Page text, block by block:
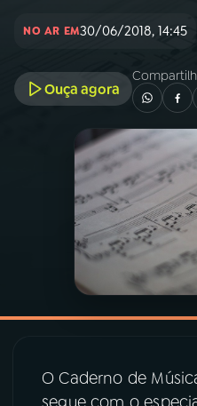
PROGRAMAS
PODCASTS
VIDEOCASTS
NO AR EM30/06/2018, 14:45
Ouça agora
O Caderno de